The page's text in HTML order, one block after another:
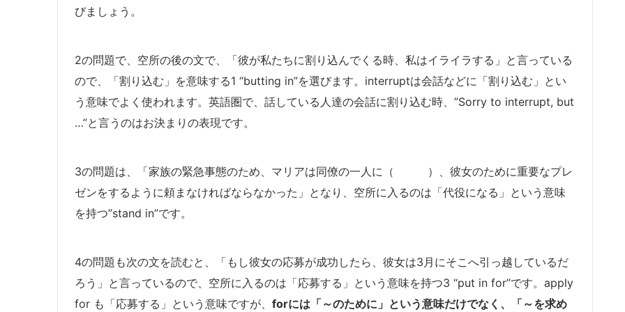
びましょう。
2の問題で、空所の後の文で、「彼が私たちに割り込んでくる時、私はイライラする」と言っている
ので、「割り込む」を意味する1 “butting in”を選びます。interruptは会話などに「割り込む」とい
う意味でよく使われます。英語圏で、話している人達の会話に割り込む時、”Sorry to interrupt, but
…”と言うのはお決まりの表現です。
3の問題は、「家族の緊急事態のため、マリアは同僚の一人に（ ）、彼女のために重要なプレ
ゼンをするように頼まなければならなかった」となり、空所に入るのは「代役になる」という意味
を持つ”stand in”です。
4の問題も次の文を読むと、「もし彼女の応募が成功したら、彼女は3月にそこへ引っ越しているだ
ろう」と言っているので、空所に入るのは「応募する」という意味を持つ3 “put in for”です。apply
for も「応募する」という意味ですが、 forには「～のために」という意味だけでなく、「～を求め